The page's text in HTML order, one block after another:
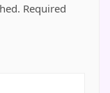
Required